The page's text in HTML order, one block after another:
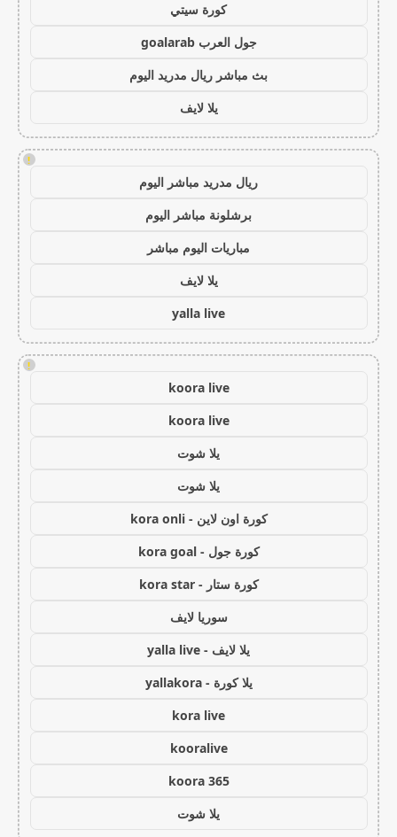
كورة سيتي
جول العرب goalarab
بث مباشر ريال مدريد اليوم
يلا لايف
!
ريال مدريد مباشر اليوم
برشلونة مباشر اليوم
مباريات اليوم مباشر
يلا لايف
yalla live
!
koora live
koora live
يلا شوت
يلا شوت
كورة اون لاين - kora onli
كورة جول - kora goal
كورة ستار - kora star
سوريا لايف
يلا لايف - yalla live
يلا كورة - yallakora
kora live
kooralive
koora 365
يلا شوت